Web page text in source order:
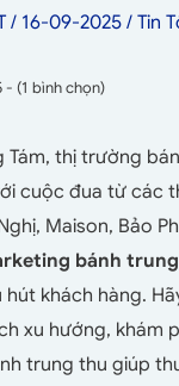
/ 16-09-2025 / Tin
- (1 bình chọn)
Tám, thị trường
cuộc đua từ các
Maison, Bảo
bánh
hút khách hàng.
xu hướng, khám
trung thu giúp